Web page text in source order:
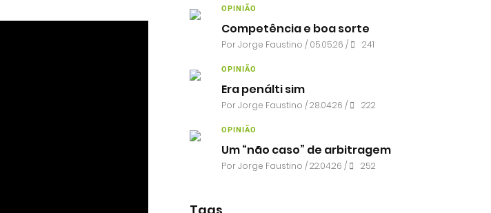
OPINIÃO
Competência e boa sorte
PorJorge Faustino / 05.05.26 / 241
OPINIÃO
Era penálti sim
PorJorge Faustino / 28.04.26 / 222
OPINIÃO
Um “não caso” de arbitragem
PorJorge Faustino / 22.04.26 / 252